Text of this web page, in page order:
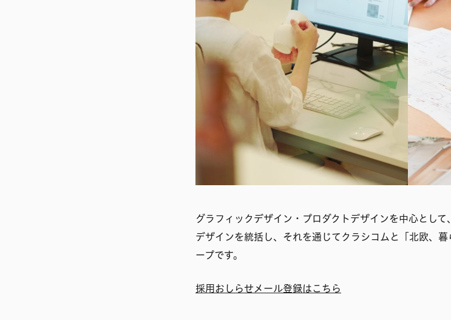
グラフィックデザイン・プロダクトデザインを中心とし
デザインを統括し、それを通じてクラシコムと「北欧、
ープです。
採用おしらせメール登録はこちら